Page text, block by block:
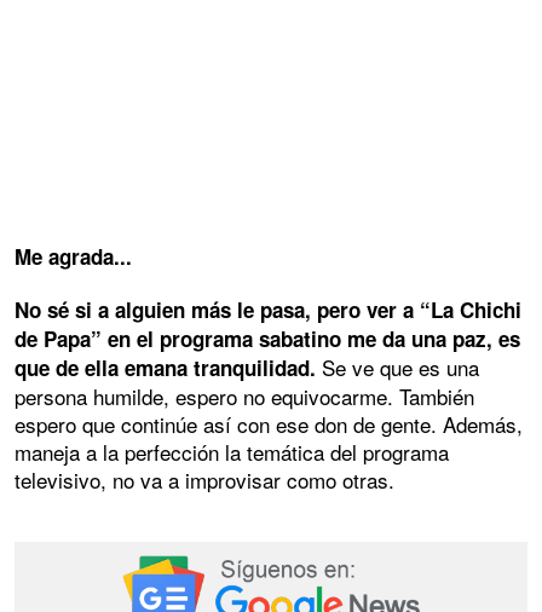
Me agrada...
No sé si a alguien más le pasa, pero ver a “La Chichi
de Papa” en el programa sabatino me da una paz, es
que de ella emana tranquilidad. Se ve que es una
persona humilde, espero no equivocarme. También
espero que continúe así con ese don de gente. Además,
maneja a la perfección la temática del programa
televisivo, no va a improvisar como otras.